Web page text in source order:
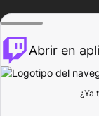
Abrir en
¿Ya